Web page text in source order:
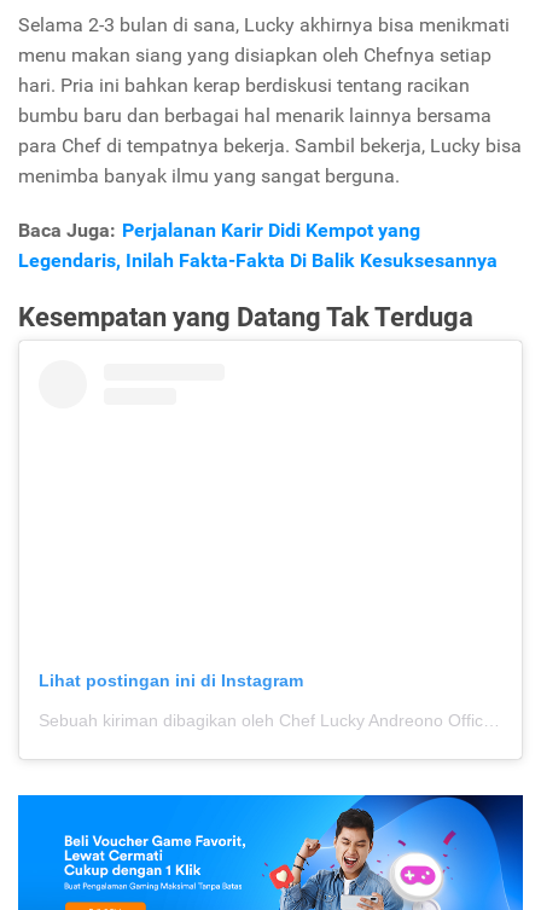
Selama 2-3 bulan di sana, Lucky akhirnya bisa menikmati
menu makan siang yang disiapkan oleh Chefnya setiap
hari. Pria ini bahkan kerap berdiskusi tentang racikan
bumbu baru dan berbagai hal menarik lainnya bersama
para Chef di tempatnya bekerja. Sambil bekerja, Lucky bisa
menimba banyak ilmu yang sangat berguna.
Baca Juga: Perjalanan Karir Didi Kempot yang
Legendaris, Inilah Fakta-Fakta Di Balik Kesuksesannya
Kesempatan yang Datang Tak Terduga
Lihat postingan ini di Instagram